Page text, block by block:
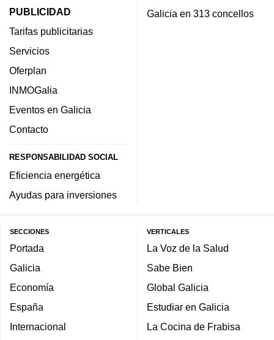
PUBLICIDAD
Tarifas publicitarias
Servicios
Oferplan
INMOGalia
Eventos en Galicia
Contacto
RESPONSABILIDAD SOCIAL
Eficiencia energética
Ayudas para inversiones
Galicia en 313 concellos
SECCIONES
Portada
Galicia
Economía
España
Internacional
VERTICALES
La Voz de la Salud
Sabe Bien
Global Galicia
Estudiar en Galicia
La Cocina de Frabisa